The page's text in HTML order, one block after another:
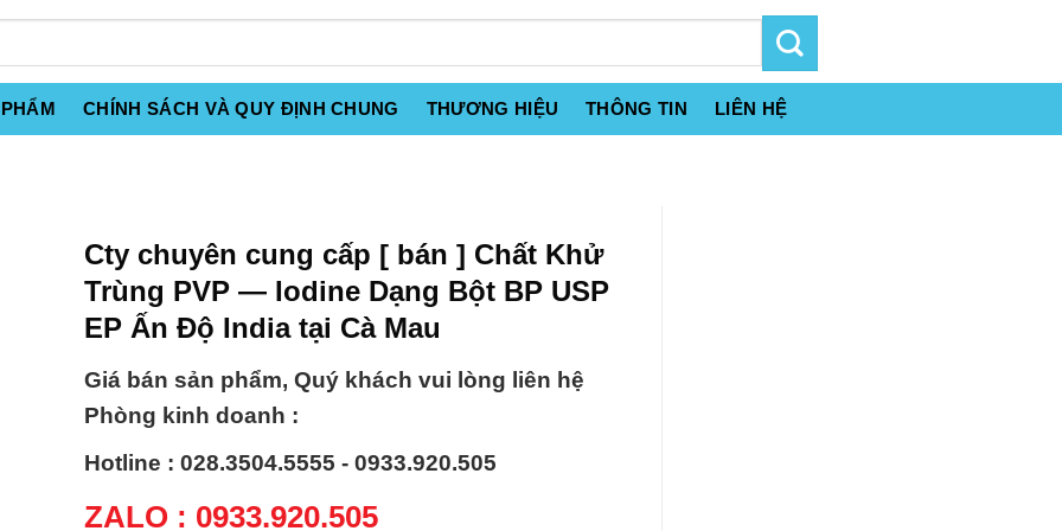
CHÍNH SÁCH VÀ QUY ĐỊNH CHUNG THƯƠNG HIỆU THÔNG TIN LIÊN HỆ
Cty chuyên cung cấp [ bán ] Chất Khử
Trùng PVP — Iodine Dạng Bột BP USP
EP Ấn Độ India tại Cà Mau
Giá bán sản phẩm, Quý khách vui lòng liên hệ
Phòng kinh doanh :
Hotline : 028.3504.5555 - 0933.920.505
ZALO : 0933.920.505